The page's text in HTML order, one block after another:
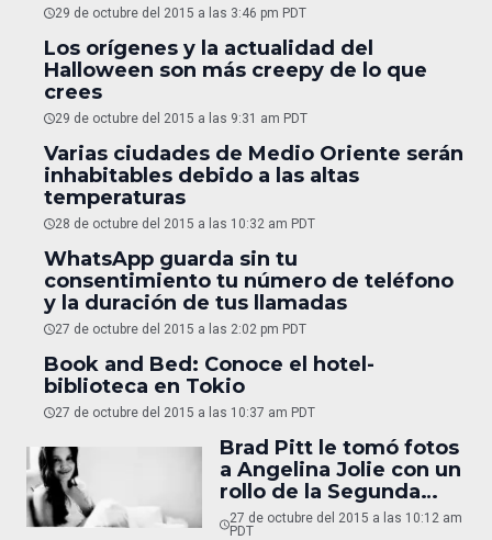
29 de octubre del 2015 a las 3:46 pm PDT
Los orígenes y la actualidad del
Halloween son más creepy de lo que
crees
29 de octubre del 2015 a las 9:31 am PDT
Varias ciudades de Medio Oriente serán
inhabitables debido a las altas
temperaturas
28 de octubre del 2015 a las 10:32 am PDT
WhatsApp guarda sin tu
consentimiento tu número de teléfono
y la duración de tus llamadas
27 de octubre del 2015 a las 2:02 pm PDT
Book and Bed: Conoce el hotel-
biblioteca en Tokio
27 de octubre del 2015 a las 10:37 am PDT
Brad Pitt le tomó fotos
a Angelina Jolie con un
rollo de la Segunda
Guerra Mundial
27 de octubre del 2015 a las 10:12 am
PDT